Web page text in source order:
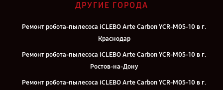
ДРУГИЕ ГОРОДА
Ремонт робота-пылесоса iCLEBO Arte Carbon YCR-M05-10 в г.
Краснодар
Ремонт робота-пылесоса iCLEBO Arte Carbon YCR-M05-10 в г.
Ростов-на-Дону
Ремонт робота-пылесоса iCLEBO Arte Carbon YCR-M05-10 в г.